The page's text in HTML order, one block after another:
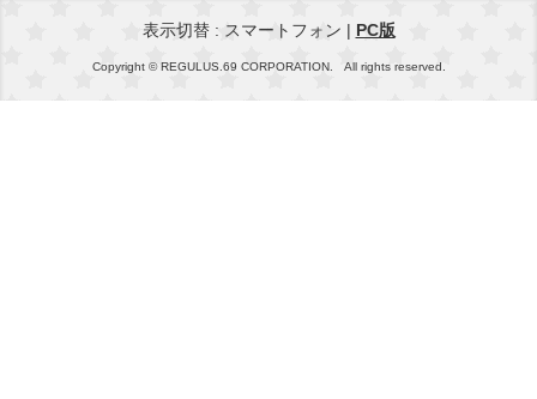
表示切替 : スマートフォン | PC版
Copyright © REGULUS.69 CORPORATION. All rights reserved.